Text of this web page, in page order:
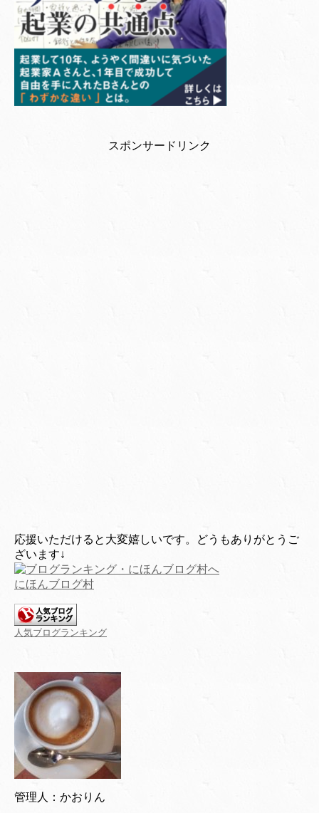
スポンサードリンク
応援いただけると大変嬉しいです。どうもありがとうご
ざいます↓
にほんブログ村
人気ブログランキング
管理人：かおりん